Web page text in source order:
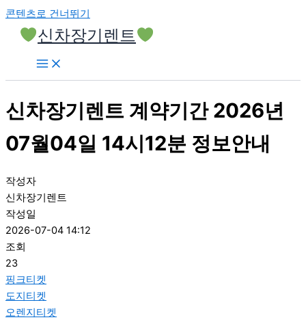
콘텐츠로 건너뛰기
신차장기렌트
신차장기렌트 계약기간 2026년
07월04일 14시12분 정보안내
작성자
신차장기렌트
작성일
2026-07-04 14:12
조회
23
핑크티켓
도지티켓
오렌지티켓